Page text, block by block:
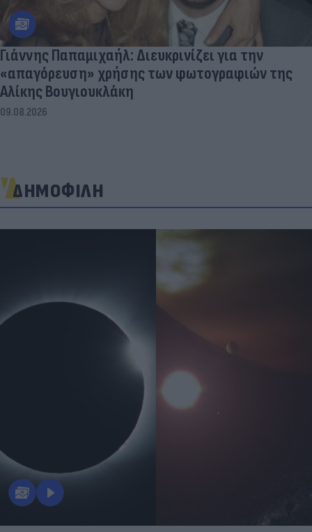
Γιάννης Παπαμιχαήλ: Διευκρινίζει για την
«απαγόρευση» χρήσης των φωτογραφιών της
Αλίκης Βουγιουκλάκη
09.08.2026
ΔΗΜΟΦΙΛΗ